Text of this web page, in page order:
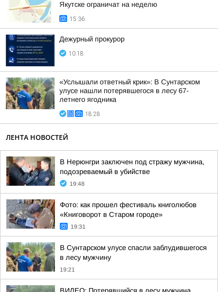
Якутске ограничат на неделю
15:36
Дежурный прокурор
10:18
«Услышали ответный крик»: В Сунтарском
улусе нашли потерявшегося в лесу 67-
летнего ягодника
18:28
ЛЕНТА НОВОСТЕЙ
В Нерюнгри заключен под стражу мужчина,
подозреваемый в убийстве
19:48
Фото: как прошел фестиваль книголюбов
«Книговорот в Старом городе»
19:31
В Сунтарском улусе спасли заблудившегося
в лесу мужчину
19:21